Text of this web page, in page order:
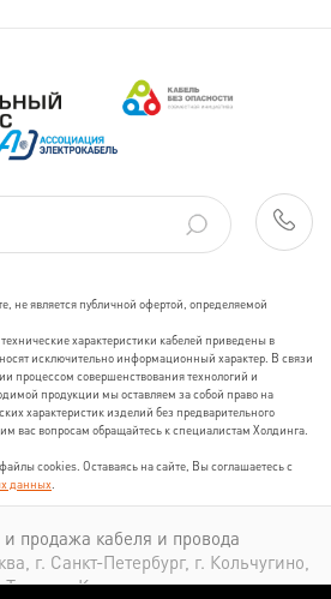
не является публичной офертой, определяемой
характеристики кабелей приведены в
исключительно информационный характер. В связи
процессом совершенствования технологий и
продукции мы оставляем за собой право на
характеристик изделий без предварительного
вас вопросам обращайтесь к специалистам Холдинга.
cookies. Оставаясь на сайте, Вы соглашаетесь с
данных
и продажа кабеля и провода
г. Санкт-Петербург, г. Кольчугино,
Томск, г. Казань